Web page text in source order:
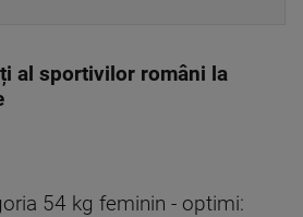
al sportivilor români la
54 kg feminin - optimi: